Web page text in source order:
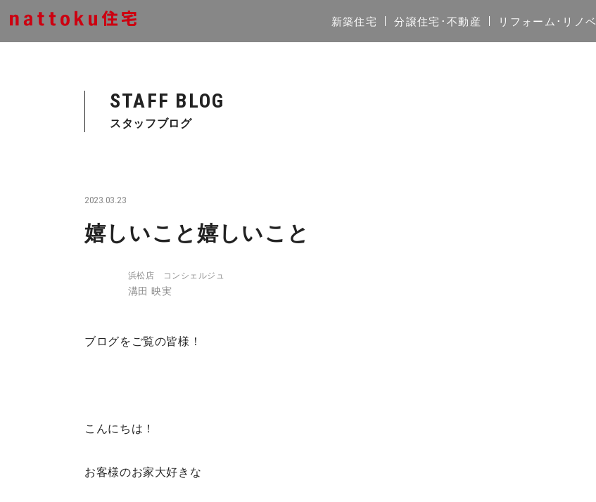
新築住宅 分譲住宅･不動産 リフォーム･リノベ
STAFF BLOG
スタッフブログ
2023.03.23
嬉しいこと嬉しいこと
浜松店 コンシェルジュ
溝田 映実
ブログをご覧の皆様！
こんにちは！
お客様のお家大好きな